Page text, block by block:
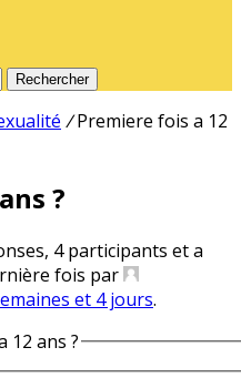
Rechercher
/ Premiere fois a 12
?
4 participants et a
fois par
et 4 jours.
12 ans ?